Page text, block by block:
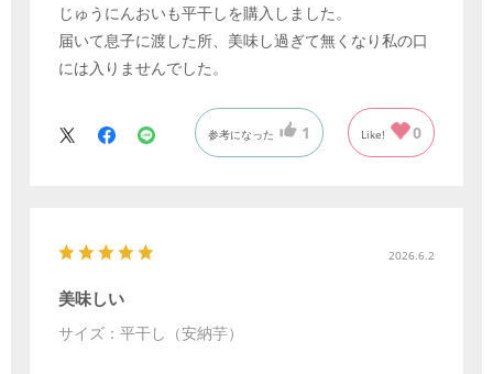
じゅうにんおいも平干しを購入しました。
届いて息子に渡した所、美味し過ぎて無くなり私の口
には入りませんでした。
参考になった 1 Like! 0
2026.6.2
美味しい
サイズ：平干し（安納芋）